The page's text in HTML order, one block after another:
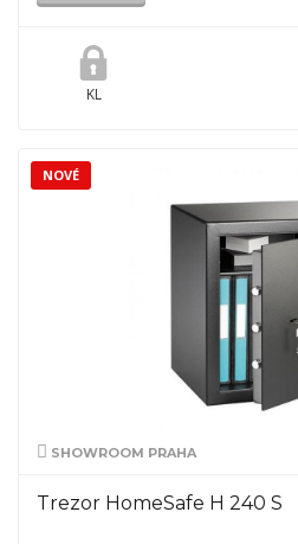
KL
SHOWROOM PRAHA
Trezor HomeSafe H 240 S
NOVÉ